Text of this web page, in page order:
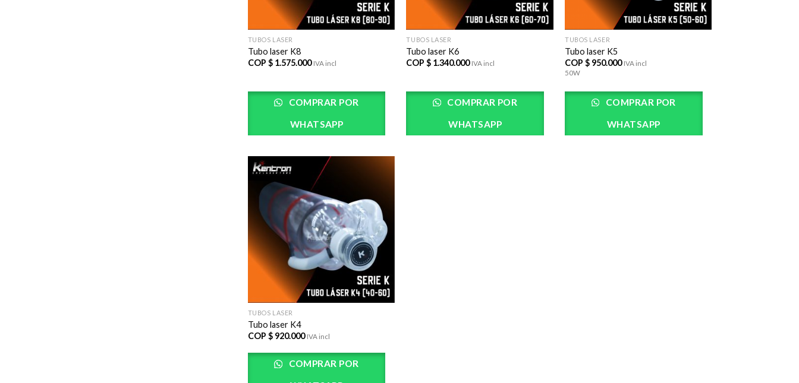
TUBOS LASER
Tubo laser K8
COP $1.575.000 IVA incl
COMPRAR POR
WHATSAPP
TUBOS LASER
Tubo laser K6
COP $ 1.340.000 IVA incl
COMPRAR POR
WHATSAPP
TUBOS LASER
Tubo laser K5
COP $ 950.000 IVA incl
50W
COMPRAR POR
WHATSAPP
AÃ±adir
a la lista
de
deseos
TUBOS LASER
Tubo laser K4
COP $920.000 IVA incl
COMPRAR POR